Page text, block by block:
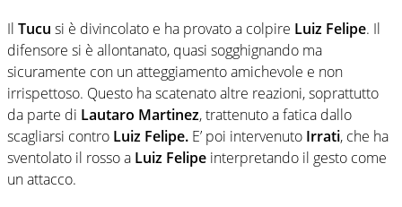
Il Tucu si è divincolato e ha provato a colpire Luiz Felipe. Il
difensore si è allontanato, quasi sogghignando ma
sicuramente con un atteggiamento amichevole e non
irrispettoso. Questo ha scatenato altre reazioni, soprattutto
da parte di Lautaro Martinez, trattenuto a fatica dallo
scagliarsi contro Luiz Felipe. E’ poi intervenuto Irrati, che ha
sventolato il rosso a Luiz Felipe interpretando il gesto come
un attacco.